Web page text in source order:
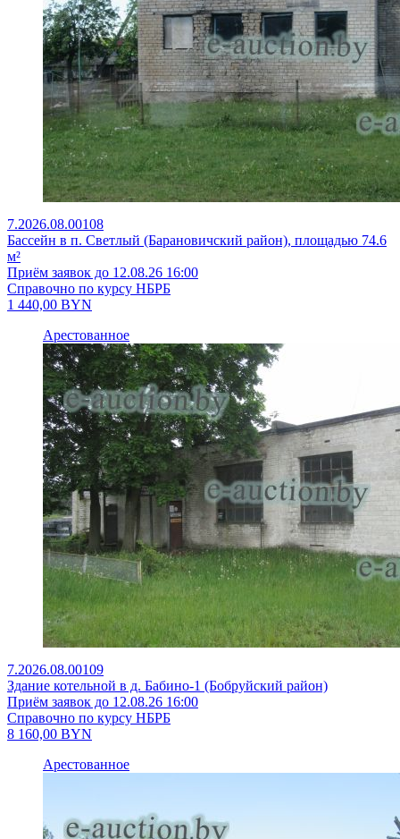
7.2026.08.00108
Бассейн в п. Светлый (Барановичский район), площадью 74.6
м²
Приём заявок до 12.08.26 16:00
Справочно по курсу НБРБ
1 440,00 BYN
Арестованное
7.2026.08.00109
Здание котельной в д. Бабино-1 (Бобруйский район)
Приём заявок до 12.08.26 16:00
Справочно по курсу НБРБ
8 160,00 BYN
Арестованное